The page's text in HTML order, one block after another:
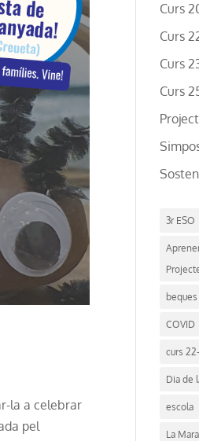
la a celebrar
pel
Curs
Curs
Curs
Curs
3r ESO
beques
COVID
curs
Dia de
escola
La